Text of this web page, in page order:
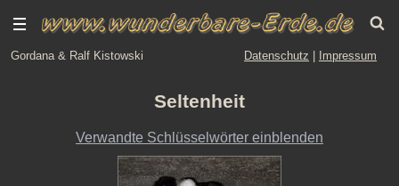
Gordana & Ralf Kistowski Datenschutz Impressum
Seltenheit
Verwandte Schlüsselwörter einblenden